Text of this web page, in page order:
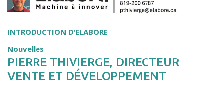
INTRODUCTION D'ELABORE
Nouvelles
PIERRE THIVIERGE, DIRECTEUR
VENTE ET DÉVELOPPEMENT